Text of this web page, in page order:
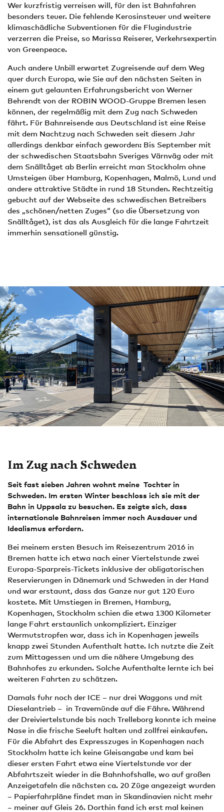
Wer kurzfristig verreisen will, für den ist Bahnfahren
besonders teuer. Die fehlende Kerosinsteuer und weitere
klimaschädliche Subventionen für die Flugindustrie
verzerren die Preise, so Marissa Reiserer, Verkehrsexpertin
von Greenpeace.
Auch andere Unbill erwartet Zugreisende auf dem Weg
quer durch Europa, wie Sie auf den nächsten Seiten in
einem gut gelaunten Erfahrungsbericht von Werner
Behrendt von der ROBIN WOOD-Gruppe Bremen lesen
können, der regelmäßig mit dem Zug nach Schweden
fährt. Für Bahnreisende aus Deutschland ist eine Reise
mit dem Nachtzug nach Schweden seit diesem Jahr
allerdings denkbar einfach geworden: Bis September mit
der schwedischen Staatsbahn Sveriges Värnväg oder mit
dem Snälltåget ab Berlin erreicht man Stockholm ohne
Umsteigen über Hamburg, Kopenhagen, Malmö, Lund und
andere attraktive Städte in rund 18 Stunden. Rechtzeitig
gebucht auf der Webseite des schwedischen Betreibers
des „schönen/netten Zuges“ (so die Übersetzung von
Snälltåget), ist das als Ausgleich für die lange Fahrtzeit
immerhin sensationell günstig.
Im Zug nach Schweden
Seit fast sieben Jahren wohnt meine Tochter in
Schweden. Im ersten Winter beschloss ich sie mit der
Bahn in Uppsala zu besuchen. Es zeigte sich, dass
internationale Bahnreisen immer noch Ausdauer und
Idealismus erfordern.
Bei meinem ersten Besuch im Reisezentrum 2016 in
Bremen hatte ich etwa nach einer Viertelstunde zwei
Europa-Sparpreis-Tickets inklusive der obligatorischen
Reservierungen in Dänemark und Schweden in der Hand
und war erstaunt, dass das Ganze nur gut 120 Euro
kostete. Mit Umstiegen in Bremen, Hamburg,
Kopenhagen, Stockholm schien die etwa 1300 Kilometer
lange Fahrt erstaunlich unkompliziert. Einziger
Wermutstropfen war, dass ich in Kopenhagen jeweils
knapp zwei Stunden Aufenthalt hatte. Ich nutzte die Zeit
zum Mittagessen und um die nähere Umgebung des
Bahnhofes zu erkunden. Solche Aufenthalte lernte ich bei
weiteren Fahrten zu schätzen.
Damals fuhr noch der ICE – nur drei Waggons und mit
Dieselantrieb – in Travemünde auf die Fähre. Während
der Dreiviertelstunde bis nach Trelleborg konnte ich meine
Nase in die frische Seeluft halten und zollfrei einkaufen.
Für die Abfahrt des Expresszuges in Kopenhagen nach
Stockholm hatte ich keine Gleisangabe und kam bei
dieser ersten Fahrt etwa eine Viertelstunde vor der
Abfahrtszeit wieder in die Bahnhofshalle, wo auf großen
Anzeigetafeln die nächsten ca. 20 Züge angezeigt wurden
– Papierfahrpläne findet man in Skandinavien nicht mehr
– meiner auf Gleis 26. Dorthin fand ich erst mal keinen